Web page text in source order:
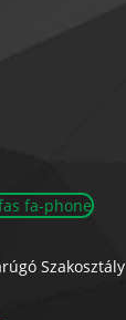
fa-phone
Szakosztály